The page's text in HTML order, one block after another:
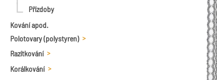
15 mm
25 mm
30 mm
Konfety
Přízdoby
Kování apod.
Polotovary (polystyren)
Polysytrenové polotovary
Koule
Vatové polotovary
Razítkování
Polštářky, barvy, bloky
Korálkování